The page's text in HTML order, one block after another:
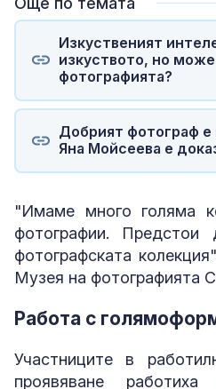
Изкуственият
изкуството, но
фотографията?
Добрият фотограф е
Яна Мойсеева е
"Имаме много голяма
фотографии. Предстои
фотографската
Музея на фотографията
Работа с
Участниците в
проявяване